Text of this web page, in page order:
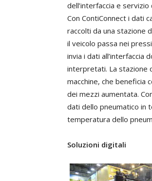
dell’interfaccia e
Con ContiConnect i dati
raccolti da una stazione
il veicolo passa nei
invia i dati all’interfaccia
interpretati. La stazione
macchine, che beneficia
dei mezzi aumentata.
dati dello pneumatico in
temperatura dello
Soluzioni digitali